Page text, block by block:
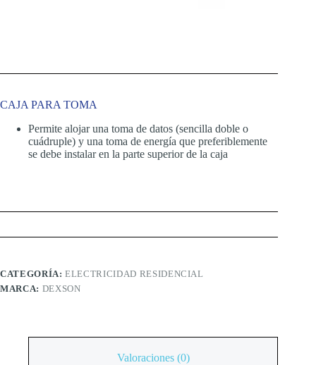
CAJA PARA TOMA
Permite alojar una toma de datos (sencilla doble o
cuádruple) y una toma de energía que preferiblemente
se debe instalar en la parte superior de la caja
CATEGORÍA:ELECTRICIDAD RESIDENCIAL
MARCA: DEXSON
Valoraciones (0)